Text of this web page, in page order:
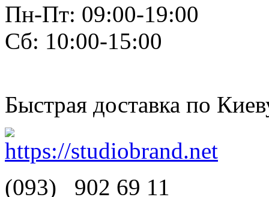
Пн-Пт: 09:00-19:00
Сб: 10:00-15:00
Быстрая доставка по
(093) 902 69 11